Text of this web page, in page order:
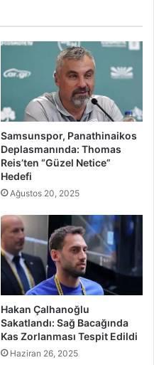
Samsunspor, Panathinaikos
Deplasmanında: Thomas
Reis’ten “Güzel Netice”
Hedefi
Ağustos 20, 2025
Hakan Çalhanoğlu
Sakatlandı: Sağ Bacağında
Kas Zorlanması Tespit Edildi
Haziran 26, 2025